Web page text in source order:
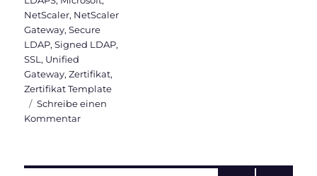
NetScaler, NetScaler
Gateway,Secure
LDAP,Signed LDAP,
SSL, Unified
Gateway,Zertifikat,
Zertifikat Template
Schreibe einen
Kommentarzu